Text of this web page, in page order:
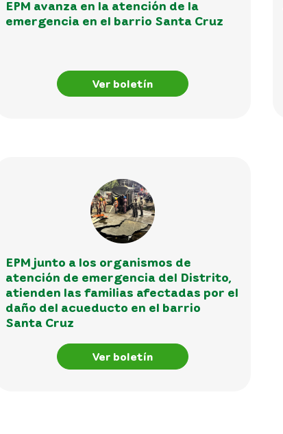
EPM avanza en la atención de la
emergencia en el barrio Santa Cruz
Ver boletín
EPM junto a los organismos de
atención de emergencia del Distrito,
atienden las familias afectadas por el
daño del acueducto en el barrio
Santa Cruz
Ver boletín